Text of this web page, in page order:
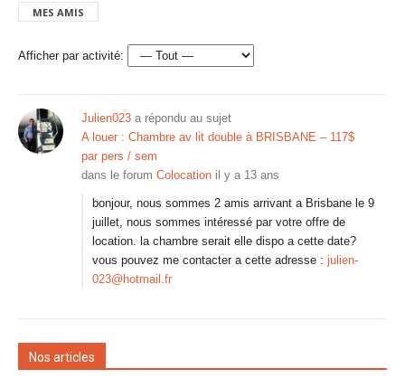
MES AMIS
Afficher par activité:
Julien023 a répondu au sujet
A louer : Chambre av lit double à BRISBANE – 117$
par pers / sem
dans le forum Colocation il y a 13 ans
bonjour, nous sommes 2 amis arrivant a Brisbane le 9
juillet, nous sommes intéressé par votre offre de
location. la chambre serait elle dispo a cette date?
vous pouvez me contacter a cette adresse : julien-
023@hotmail.fr
Nos articles